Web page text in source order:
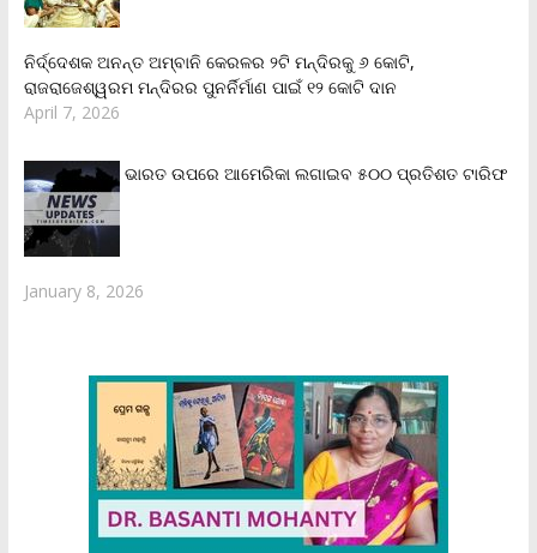
ନିର୍ଦ୍ଦେଶକ ଅନନ୍ତ ଅମ୍ବାନି କେରଳର ୨ଟି ମନ୍ଦିରକୁ ୬ କୋଟି,
ରାଜରାଜେଶ୍ୱରମ ମନ୍ଦିରର ପୁନର୍ନିର୍ମାଣ ପାଇଁ ୧୨ କୋଟି ଦାନ
April 7, 2026
ଭାରତ ଉପରେ ଆମେରିକା ଲଗାଇବ ୫୦୦ ପ୍ରତିଶତ ଟାରିଫ
January 8, 2026